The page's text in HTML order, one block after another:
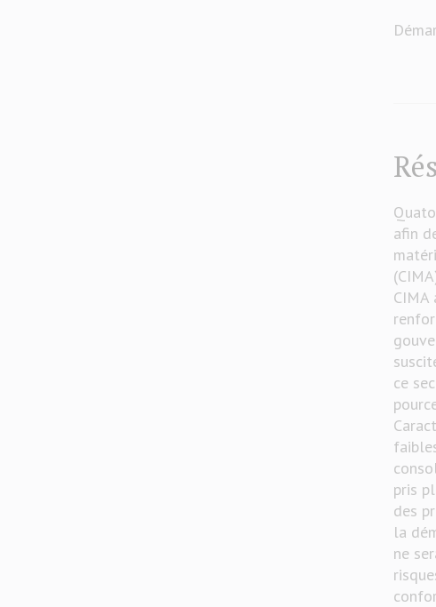
afin
ce
pris
des
la
ne